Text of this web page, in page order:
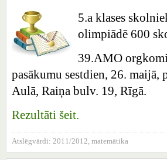
5.a klases
olimpiādē 600
39.AMO
pasākumu sestdien, 26.
Aulā, Raiņa bulv. 19, Rīgā.
Rezultāti šeit.
Atslēgvārdi: 2011/2012 matemātika